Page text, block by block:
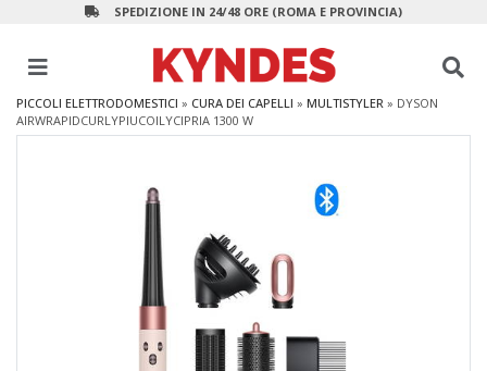
SPEDIZIONE IN 24/48 ORE (ROMA E PROVINCIA)
PICCOLI ELETTRODOMESTICI » CURA DEI CAPELLI » MULTISTYLER » DYSON
AIRWRAPIDCURLYPIUCOILYCIPRIA 1300 W